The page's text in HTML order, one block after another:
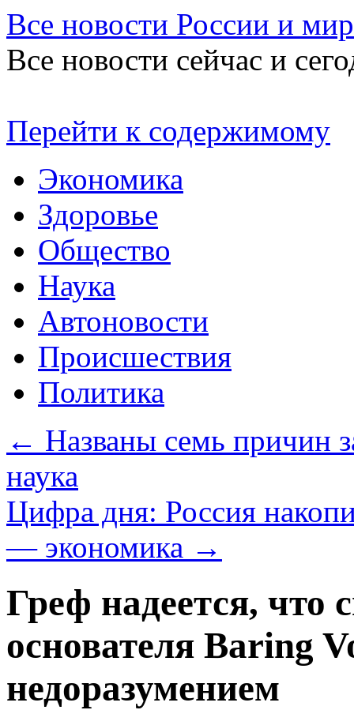
Все новости России и
Все новости сейчас и
Перейти к содержимому
Экономика
Здоровье
Общество
Наука
Автоновости
Происшествия
Политика
← Названы семь причин
наука
Цифра дня: Россия
— экономика →
Греф надеется, что
основателя Baring
недоразумением